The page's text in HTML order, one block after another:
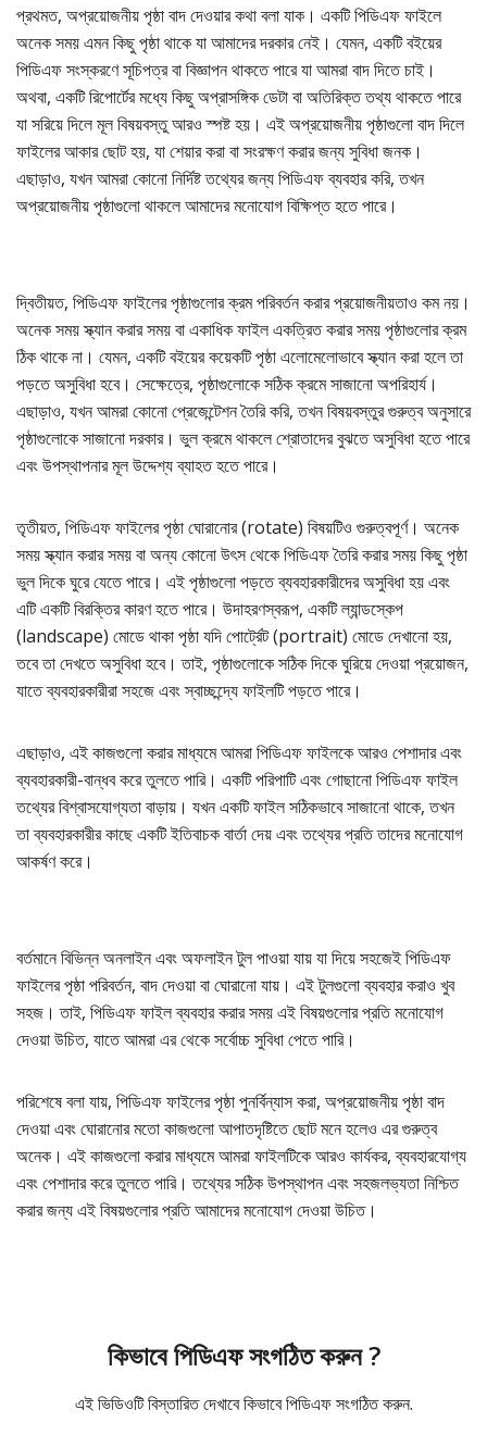
প্রথমত, অপ্রয়োজনীয় পৃষ্ঠা বাদ দেওয়ার কথা বলা যাক। একটি পিডিএফ ফাইলে
অনেক সময় এমন কিছু পৃষ্ঠা থাকে যা আমাদের দরকার নেই। যেমন, একটি বইয়ের
পিডিএফ সংস্করণে সূচিপত্র বা বিজ্ঞাপন থাকতে পারে যা আমরা বাদ দিতে চাই।
অথবা, একটি রিপোর্টের মধ্যে কিছু অপ্রাসঙ্গিক ডেটা বা অতিরিক্ত তথ্য থাকতে পারে
যা সরিয়ে দিলে মূল বিষয়বস্তু আরও স্পষ্ট হয়। এই অপ্রয়োজনীয় পৃষ্ঠাগুলো বাদ দিলে
ফাইলের আকার ছোট হয়, যা শেয়ার করা বা সংরক্ষণ করার জন্য সুবিধা জনক।
এছাড়াও, যখন আমরা কোনো নির্দিষ্ট তথ্যের জন্য পিডিএফ ব্যবহার করি, তখন
অপ্রয়োজনীয় পৃষ্ঠাগুলো থাকলে আমাদের মনোযোগ বিক্ষিপ্ত হতে পারে।
দ্বিতীয়ত, পিডিএফ ফাইলের পৃষ্ঠাগুলোর ক্রম পরিবর্তন করার প্রয়োজনীয়তাও কম নয়।
অনেক সময় স্ক্যান করার সময় বা একাধিক ফাইল একত্রিত করার সময় পৃষ্ঠাগুলোর ক্রম
ঠিক থাকে না। যেমন, একটি বইয়ের কয়েকটি পৃষ্ঠা এলোমেলোভাবে স্ক্যান করা হলে তা
পড়তে অসুবিধা হবে। সেক্ষেত্রে, পৃষ্ঠাগুলোকে সঠিক ক্রমে সাজানো অপরিহার্য।
এছাড়াও, যখন আমরা কোনো প্রেজেন্টেশন তৈরি করি, তখন বিষয়বস্তুর গুরুত্ব অনুসারে
পৃষ্ঠাগুলোকে সাজানো দরকার। ভুল ক্রমে থাকলে শ্রোতাদের বুঝতে অসুবিধা হতে পারে
এবং উপস্থাপনার মূল উদ্দেশ্য ব্যাহত হতে পারে।
তৃতীয়ত, পিডিএফ ফাইলের পৃষ্ঠা ঘোরানোর (rotate) বিষয়টিও গুরুত্বপূর্ণ। অনেক
সময় স্ক্যান করার সময় বা অন্য কোনো উৎস থেকে পিডিএফ তৈরি করার সময় কিছু পৃষ্ঠা
ভুল দিকে ঘুরে যেতে পারে। এই পৃষ্ঠাগুলো পড়তে ব্যবহারকারীদের অসুবিধা হয় এবং
এটি একটি বিরক্তির কারণ হতে পারে। উদাহরণস্বরূপ, একটি ল্যান্ডস্কেপ
(landscape) মোডে থাকা পৃষ্ঠা যদি পোর্ট্রেট (portrait) মোডে দেখানো হয়,
তবে তা দেখতে অসুবিধা হবে। তাই, পৃষ্ঠাগুলোকে সঠিক দিকে ঘুরিয়ে দেওয়া প্রয়োজন,
যাতে ব্যবহারকারীরা সহজে এবং স্বাচ্ছন্দ্যে ফাইলটি পড়তে পারে।
এছাড়াও, এই কাজগুলো করার মাধ্যমে আমরা পিডিএফ ফাইলকে আরও পেশাদার এবং
ব্যবহারকারী-বান্ধব করে তুলতে পারি। একটি পরিপাটি এবং গোছানো পিডিএফ ফাইল
তথ্যের বিশ্বাসযোগ্যতা বাড়ায়। যখন একটি ফাইল সঠিকভাবে সাজানো থাকে, তখন
তা ব্যবহারকারীর কাছে একটি ইতিবাচক বার্তা দেয় এবং তথ্যের প্রতি তাদের মনোযোগ
আকর্ষণ করে।
বর্তমানে বিভিন্ন অনলাইন এবং অফলাইন টুল পাওয়া যায় যা দিয়ে সহজেই পিডিএফ
ফাইলের পৃষ্ঠা পরিবর্তন, বাদ দেওয়া বা ঘোরানো যায়। এই টুলগুলো ব্যবহার করাও খুব
সহজ। তাই, পিডিএফ ফাইল ব্যবহার করার সময় এই বিষয়গুলোর প্রতি মনোযোগ
দেওয়া উচিত, যাতে আমরা এর থেকে সর্বোচ্চ সুবিধা পেতে পারি।
পরিশেষে বলা যায়, পিডিএফ ফাইলের পৃষ্ঠা পুনর্বিন্যাস করা, অপ্রয়োজনীয় পৃষ্ঠা বাদ
দেওয়া এবং ঘোরানোর মতো কাজগুলো আপাতদৃষ্টিতে ছোট মনে হলেও এর গুরুত্ব
অনেক। এই কাজগুলো করার মাধ্যমে আমরা ফাইলটিকে আরও কার্যকর, ব্যবহারযোগ্য
এবং পেশাদার করে তুলতে পারি। তথ্যের সঠিক উপস্থাপন এবং সহজলভ্যতা নিশ্চিত
করার জন্য এই বিষয়গুলোর প্রতি আমাদের মনোযোগ দেওয়া উচিত।
কিভাবে পিডিএফ সংগঠিত করুন ?
এই ভিডিওটি বিস্তারিত দেখাবে কিভাবে পিডিএফ সংগঠিত করুন.